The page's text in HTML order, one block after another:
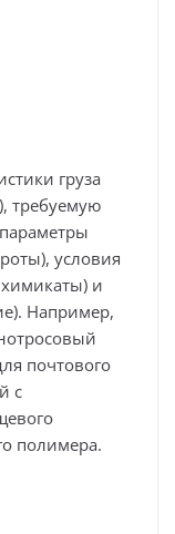
груза
требуемую
условия
и
Например,
почтового
с
полимера.